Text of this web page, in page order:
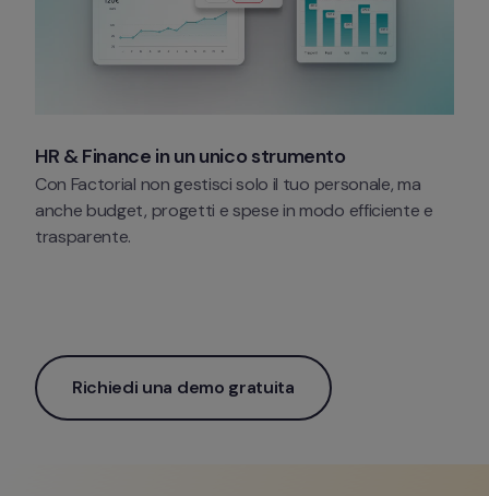
HR & Finance in un unico strumento
Con Factorial non gestisci solo il tuo personale, ma
anche budget, progetti e spese in modo efficiente e
trasparente.
Richiedi una demo gratuita